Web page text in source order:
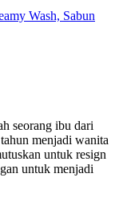
Wash, Sabun
seorang ibu dari
menjadi wanita
untuk resign
untuk menjadi